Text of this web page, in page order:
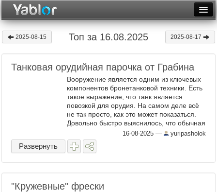
Месяц
Рейтинги
Архив
Фототоп
Видеотоп
2025-08-15 Топ за 16.08.2025 2025-08-17
Танковая орудийная парочка от Грабина
Вооружение является одним из ключевых
компонентов бронетанковой техники. Есть
такое выражение, что танк является
повозкой для орудия. На самом деле всё
не так просто, как это может показаться.
Довольно быстро выяснилось, что обычная
артиллерия для танков подходит не самым
лучшим образом. ...
16-08-2025 — yuripasholok
Развернуть
"Кружевные" фрески